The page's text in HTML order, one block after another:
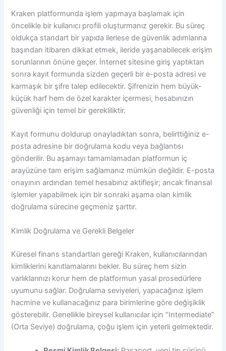
Kraken platformunda işlem yapmaya başlamak için
öncelikle bir kullanıcı profili oluşturmanız gerekir. Bu süreç
oldukça standart bir yapıda ilerlese de güvenlik adımlarına
başından itibaren dikkat etmek, ileride yaşanabilecek erişim
sorunlarının önüne geçer. İnternet sitesine giriş yaptıktan
sonra kayıt formunda sizden geçerli bir e-posta adresi ve
karmaşık bir şifre talep edilecektir. Şifrenizin hem büyük-
küçük harf hem de özel karakter içermesi, hesabınızın
güvenliği için temel bir gerekliliktir.
Kayıt formunu doldurup onayladıktan sonra, belirttiğiniz e-
posta adresine bir doğrulama kodu veya bağlantısı
gönderilir. Bu aşamayı tamamlamadan platformun iç
arayüzüne tam erişim sağlamanız mümkün değildir. E-posta
onayının ardından temel hesabınız aktifleşir; ancak finansal
işlemler yapabilmek için bir sonraki aşama olan kimlik
doğrulama sürecine geçmeniz şarttır.
Kimlik Doğrulama ve Gerekli Belgeler
Küresel finans standartları gereği Kraken, kullanıcılarından
kimliklerini kanıtlamalarını bekler. Bu süreç hem sizin
varlıklarınızı korur hem de platformun yasal prosedürlere
uyumunu sağlar. Doğrulama seviyeleri, yapacağınız işlem
hacmine ve kullanacağınız para birimlerine göre değişiklik
gösterebilir. Genellikle bireysel kullanıcılar için “Intermediate”
(Orta Seviye) doğrulama, çoğu işlem için yeterli gelmektedir.